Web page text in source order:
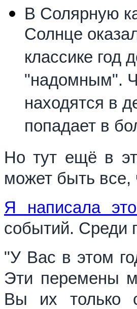
В Солярную
Солнце
классике год
"надомным".
находятся в
попадает в
Но тут ещё в
может быть все,
Я написала
событий. Среди
"У Вас в этом
Эти перемены
Вы их только